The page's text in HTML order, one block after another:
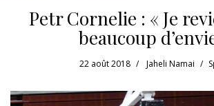
Petr Cornelie : « Je
beaucoup
22 août 2018 Jaheli Namai